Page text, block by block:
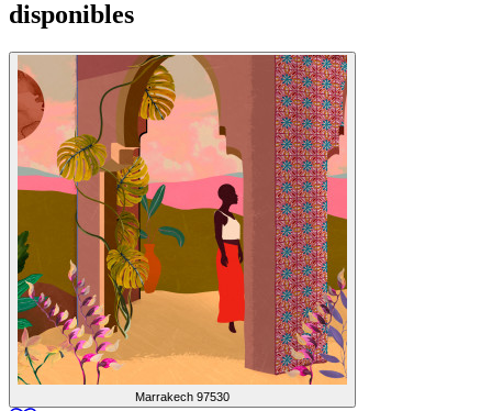
disponibles
Marrakech 97530